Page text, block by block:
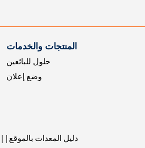
المنتجات والخدمات
حلول للبائعين
وضع إعلان
دليل المعدات بالموقع